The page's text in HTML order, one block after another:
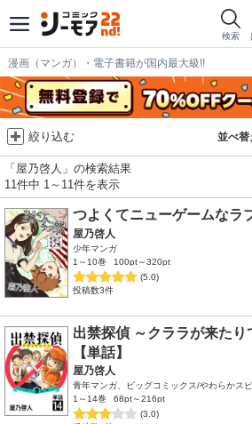
検索
漫画（マンガ）・電子書籍が国内最大級!!
並べ替
絞り込む
「屋乃啓人」の検索結果
11件中 1～11件を表示
つよくてニューゲームなラ
屋乃啓人
少年マンガ
1～10巻
100pt～320pt
(5.0)
投稿数3件
出禁探偵 ～クララが来た
【単話】
屋乃啓人
青年マンガ、ビッグコミックス/やわらかス
1～14巻
68pt～216pt
(3.0)